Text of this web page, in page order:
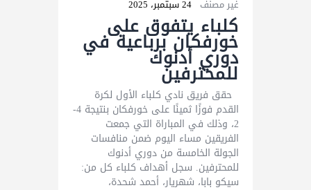
غير مصنف 24 سبتمبر، 2025
كلباء يتفوق على
خورفكان برباعية في
دوري أدنوك
للمحترفين
حقق فريق نادي كلباء الأول لكرة
القدم فوزًا ثمينًا على خورفكان بنتيجة 4-
2، وذلك في المباراة التي جمعت
الفريقين مساء اليوم ضمن منافسات
الجولة الخامسة من دوري أدنوك
للمحترفين. سجل أهداف كلباء كل من:
سيكو بابا، شهريار، أحمد شحدة،